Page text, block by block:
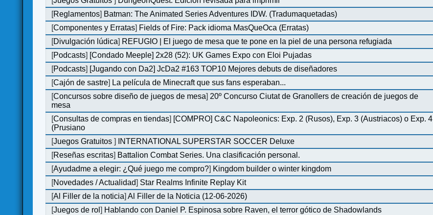
[Reglamentos] Batman: The Animated Series Adventures IDW. (Tradumaquetadas)
[Componentes y Erratas] Fields of Fire: Pack idioma MasQueOca (Erratas)
[Divulgación lúdica] REFUGIO | El juego de mesa que te pone en la piel de una persona refugiada
[Podcasts] [Condado Meeple] 2x28 (52): UK Games Expo con Eloi Pujadas
[Podcasts] [Jugando con Da2] JcDa2 #163 TOP10 Mejores debuts de diseñadores
[Cajón de sastre] La película de Minecraft que sus fans esperaban...
[Concursos sobre diseño de juegos de mesa] 20º Concurso Ciutat de Granollers de creación de juegos de
mesa
[Consultas de compras en tiendas] [COMPRO] C&C Napoleonics: Exp. 2 (Rusos), Exp. 3 (Austriacos) o Exp. 4
(Prusiano
[Juegos Gratuitos] INTERNATIONAL SUPERSTAR SOCCER Deluxe
[Reseñas escritas] Battalion Combat Series. Una clasificación personal.
[Ayudadme a elegir: ¿Qué juego me compro?] Kingdom builder o winter kingdom
[Novedades / Actualidad] Star Realms Infinite Replay Kit
[Al Filler de la noticia]Al Filler de la Noticia (12-06-2026)
[Juegos de rol] Hablando con Daniel P. Espinosa sobre Raven, el terror gótico de Shadowlands